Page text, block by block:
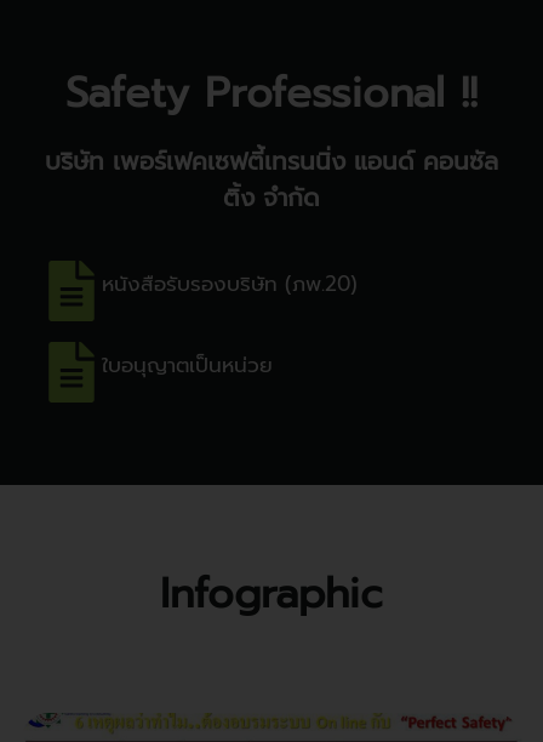
Safety Professional !!
บริษัท เพอร์เฟคเซฟตี้เทรนนิ่ง แอนด์ คอนซัล
ติ้ง จำกัด
หนังสือรับรองบริษัท (ภพ.20)
ใบอนุญาตเป็นหน่วย
Infographic